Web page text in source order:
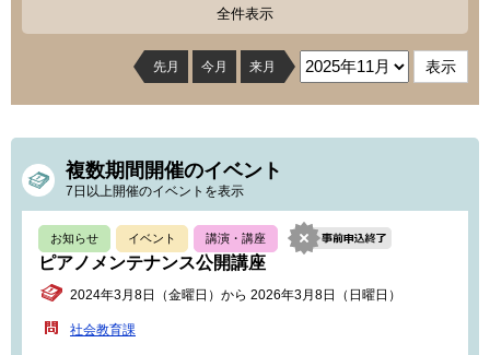
全件表示
先月 今月 来月
複数期間開催のイベント
7日以上開催のイベントを表示
お知らせ イベント 講演・講座
ピアノメンテナンス公開講座
2024年3月8日（金曜日）から 2026年3月8日（日曜日）
社会教育課